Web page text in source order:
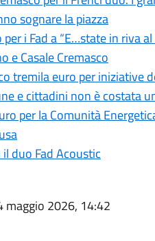
sognare la piazza
per i Fad a “E…state in riva
e Casale Cremasco
tremila euro per
e cittadini non è costata
per la Comunità
duo Fad Acoustic
maggio 2026, 14:42